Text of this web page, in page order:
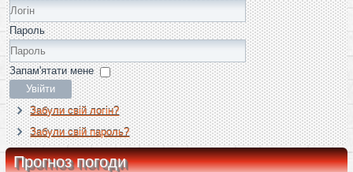
Пароль
Запам'ятати мене
Увійти
Забули свій логін?
Забули свій пароль?
Прогноз погоди